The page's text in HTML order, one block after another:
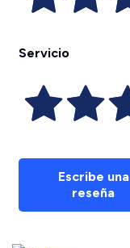
Servicio
Escribe una
reseña